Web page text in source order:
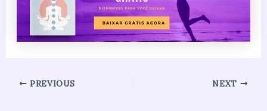
PREVIOUS NEXT